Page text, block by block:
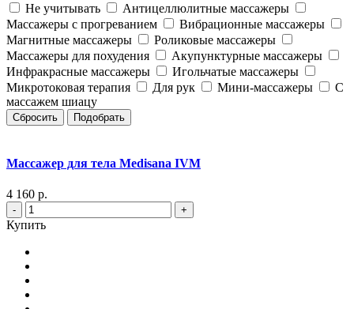
Не учитывать
Антицеллюлитные массажеры
Массажеры с прогреванием
Вибрационные массажеры
Магнитные массажеры
Роликовые массажеры
Массажеры для похудения
Акупунктурные массажеры
Инфракрасные массажеры
Игольчатые массажеры
Микротоковая терапия
Для рук Мини-массажеры
С
массажем шиацу
Сбросить Подобрать
Массажер для тела Medisana IVM
4 160 р.
- +
Купить